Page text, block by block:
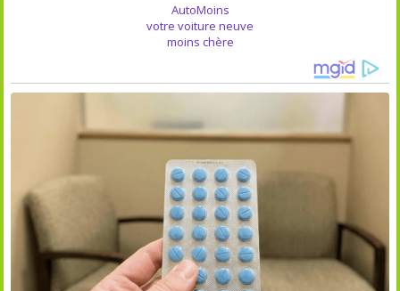
AutoMoins
votre voiture neuve
moins chère